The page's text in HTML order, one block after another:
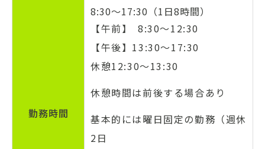
勤務時間
8:30～17:30（1日8時間）
【午前】 8:30～12:30
【午後】13:30～17:30
休憩12:30～13:30
休憩時間は前後する場合あり
基本的には曜日固定の勤務（週休
2日